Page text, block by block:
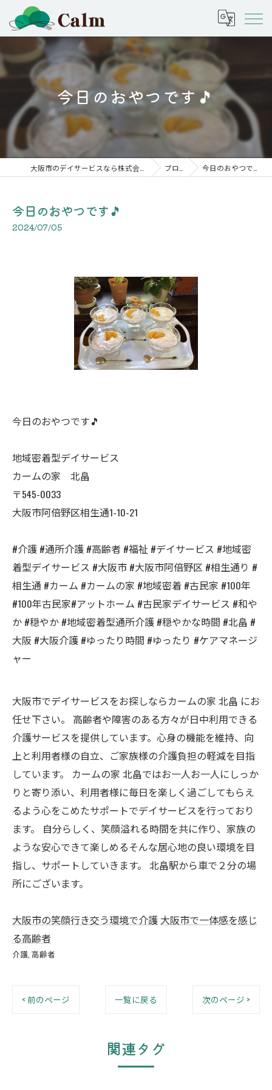
今日のおやつです🎵
ブログ 今日のおやつです🎵
今日のおやつです🎵
2024/07/05
今日のおやつです🎵
地域密着型デイサービス
カームの家 北畠
〒545-0033
大阪市阿倍野区相生通1-10-21
#介護 #通所介護 #高齢者 #福祉 #デイサービス #地域密
着型デイサービス #大阪市 #大阪市阿倍野区 #相生通り #
相生通 #カーム #カームの家 #地域密着 #古民家 #100年
#100年古民家#アットホーム #古民家デイサービス #和や
か #穏やか #地域密着型通所介護 #穏やかな時間 #北畠 #
大阪 #大阪介護 #ゆったり時間 #ゆったり #ケアマネージ
ャー
大阪市でデイサービスをお探しならカームの家 北畠 にお
任せ下さい。 高齢者や障害のある方々が日中利用できる
介護サービスを提供しています。心身の機能を維持、向
上と利用者様の自立、ご家族様の介護負担の軽減を目指
しています。 カームの家 北畠ではお一人お一人にしっか
りと寄り添い、利用者様に毎日を楽しく過ごしてもらえ
るよう心をこめたサポートでデイサービスを行っており
ます。 自分らしく、笑顔溢れる時間を共に作り、家族の
ような安心できて楽しめるそんな居心地の良い環境を目
指し、サポートしていきます。 北畠駅から車で２分の場
所にございます。
大阪市の笑顔行き交う環境で介護 大阪市で一体感を感じ
る高齢者
介護 高齢者
< 前のページ 一覧に戻る 次のページ >
関連タグ